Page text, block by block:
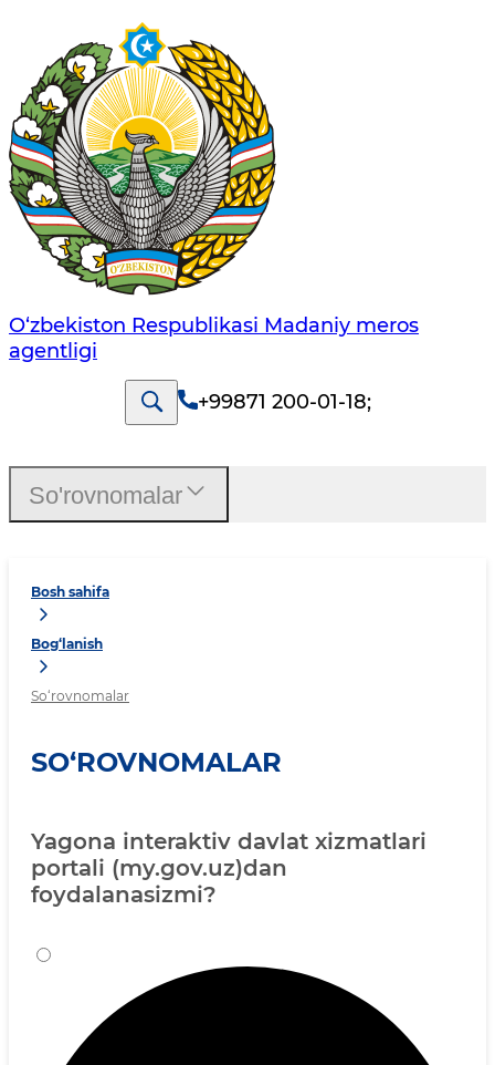
O‘zbekiston Respublikasi Madaniy meros
agentligi
+99871 200-01-18;
Bosh sahifa
Bog‘lanish
So‘rovnomalar
SO‘ROVNOMALAR
Yagona interaktiv davlat xizmatlari
portali (my.gov.uz)dan
foydalanasizmi?
So'rovnomalar